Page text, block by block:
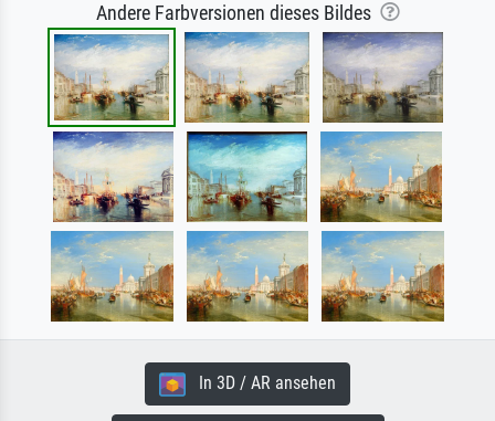
Andere Farbversionen dieses Bildes
In 3D / AR ansehen